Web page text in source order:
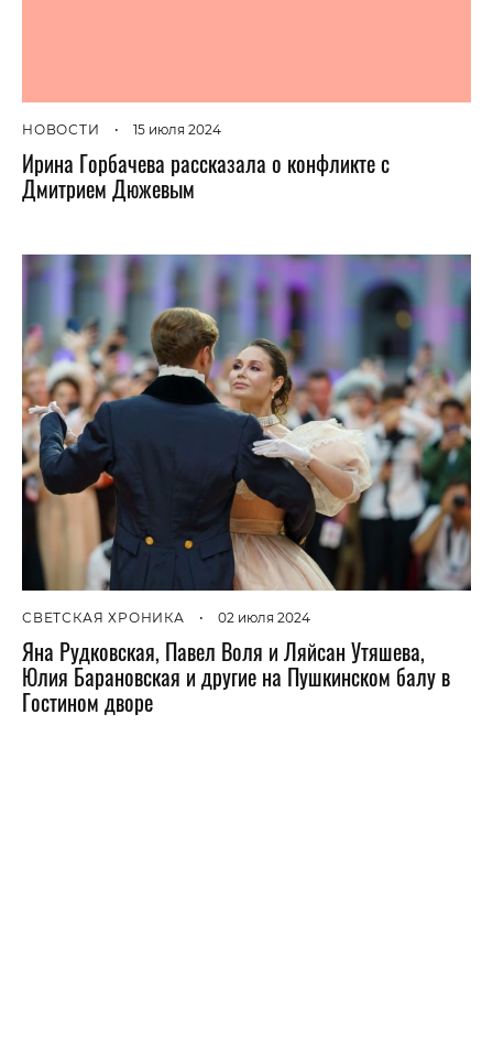
НОВОСТИ • 15 июля 2024
Ирина Горбачева рассказала о конфликте с
Дмитрием Дюжевым
СВЕТСКАЯ ХРОНИКА • 02 июля 2024
Яна Рудковская, Павел Воля и Ляйсан Утяшева,
Юлия Барановская и другие на Пушкинском балу в
Гостином дворе